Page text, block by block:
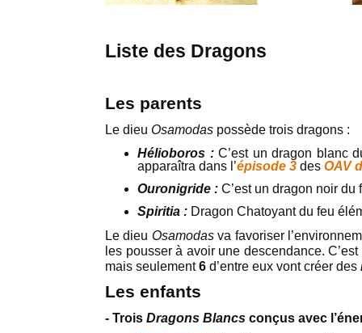
Liste des Dragons
Les parents
Le dieu Osamodas possède trois dragons :
Hélioboros :C’est un dragon blanc
apparaîtra dans l’épisode 3 des OAV
Ouronigride : C’est un dragon noir du
Spiritia : Dragon Chatoyant du feu
Le dieu Osamodasva favoriser
les pousser à avoir une descendance.
mais seulement6 d’entre eux vont créer des
Les enfants
- Trois Dragons Blancs conçus avec